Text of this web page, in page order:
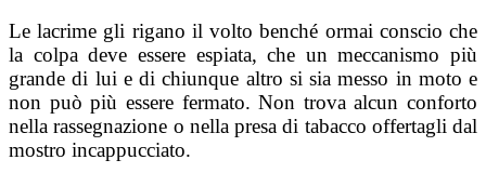
Le lacrime gli rigano il volto benché ormai conscio che
la colpa deve essere espiata, che un meccanismo più
grande di lui e di chiunque altro si sia messo in moto e
non può più essere fermato. Non trova alcun conforto
nella rassegnazione o nella presa di tabacco offertagli dal
mostro incappucciato.